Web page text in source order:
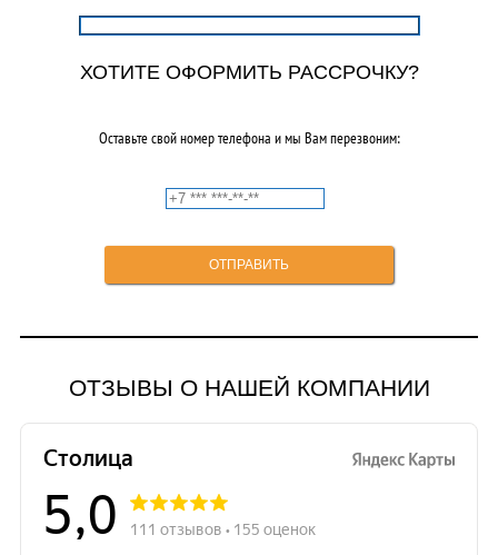
ХОТИТЕ ОФОРМИТЬ РАССРОЧКУ?
Оставьте свой номер телефона и мы Вам перезвоним:
ОТЗЫВЫ О НАШЕЙ КОМПАНИИ